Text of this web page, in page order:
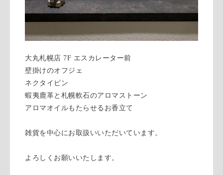
大丸札幌店 7F エスカレーター前
壁掛けのオフジェ
ネクタイピン
蝦夷鹿革と札幌軟石のアロマストーン
アロマオイルもたらせるお香立て
雑貨を中心にお取扱いいただいています。
よろしくお願いいたします。